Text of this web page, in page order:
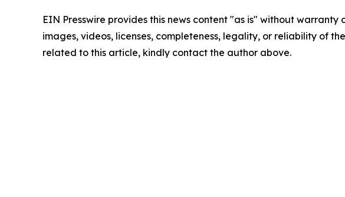
EIN Presswire provides this news content "as is" without
images, videos, licenses, completeness, legality, or reliability of
related to this article, kindly contact the author above.